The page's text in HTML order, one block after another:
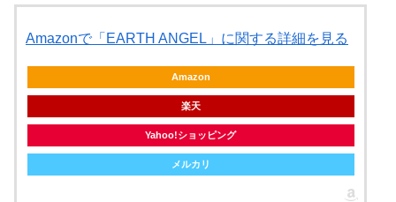
Amazonで「EARTH ANGEL」に関する詳細を見る
Amazon
楽天
Yahoo!ショッピング
メルカリ